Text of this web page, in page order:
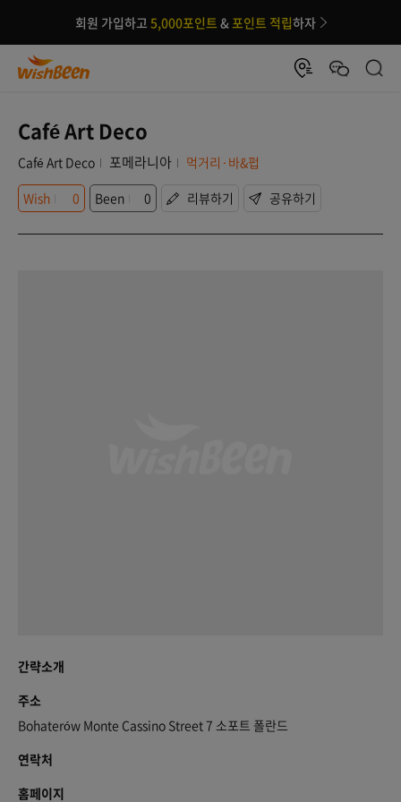
회원 가입하고 5,000포인트 &포인트 적립하자
Café Art Deco
Café Art Deco 포메라니아
먹거리·바&펍
Wish
0 Been 0 리뷰하기 공유하기
간략소개
주소
Bohaterów Monte Cassino Street 7 소포트 폴란드
연락처
홈페이지